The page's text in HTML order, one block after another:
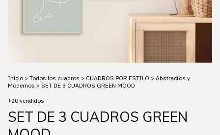
Inicio > Todos los cuadros > CUADROS POR ESTILO > Abstractos y
Modernos > SET DE 3 CUADROS GREEN MOOD
+20 vendidos
SET DE 3 CUADROS GREEN